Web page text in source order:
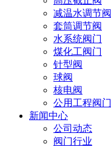
减温水调节阀
套筒调节阀
水系统阀门
煤化工阀门
针型阀
球阀
核电阀
公用工程阀门
新闻中心
公司动态
阀门行业